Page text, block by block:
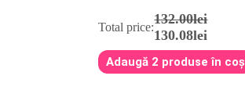
Total price:
132.00lei
130.08lei
Adaugă 2 produse în coș